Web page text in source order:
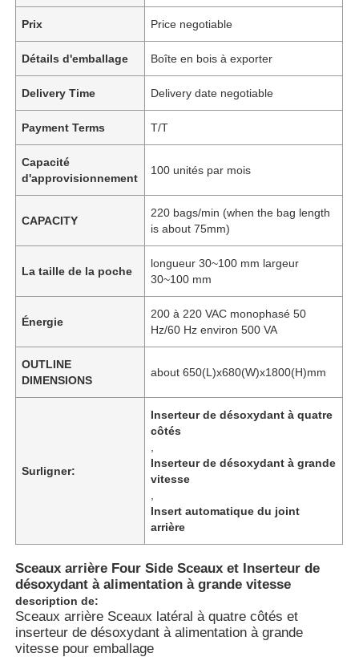
Prix Price negotiable
Détails d'emballage Boîte en bois à exporter
Delivery Time Delivery date negotiable
Payment Terms T/T
Capacité
d'approvisionnement
100 unités par mois
CAPACITY
220 bags/min (when the bag length
is about 75mm)
La taille de la poche
longueur 30~100 mm largeur
30~100 mm
Énergie
200 à 220 VAC monophasé 50
Hz/60 Hz environ 500 VA
OUTLINE
DIMENSIONS
about 650(L)x680(W)x1800(H)mm
Surligner:
Inserteur de désoxydant à quatre
côtés
Inserteur de désoxydant à grande
vitesse
Insert automatique du joint
arrière
Sceaux arrière Four Side Sceaux et Inserteur de
désoxydant à alimentation à grande vitesse
description de:
Sceaux arrière Sceaux latéral à quatre côtés et
inserteur de désoxydant à alimentation à grande
vitesse pour emballage